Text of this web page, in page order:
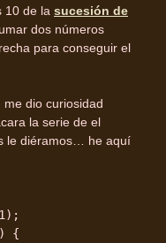
10 de la sucesión de
dos números
para conseguir el
dio curiosidad
la serie de el
le diéramos… he aquí
{